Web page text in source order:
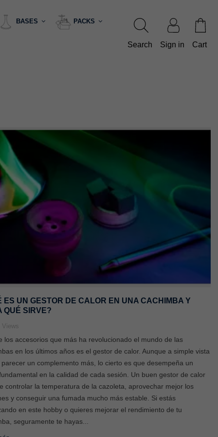
BASES PACKS
Search Sign in Cart
ES UN GESTOR DE CALOR EN UNA CACHIMBA Y
QUÉ SIRVE?
Views
los accesorios que más ha revolucionado el mundo de las
en los últimos años es el gestor de calor. Aunque a simple vista
parecer un complemento más, lo cierto es que desempeña un
en la calidad de cada sesión. Un buen gestor de calor
controlar la temperatura de la cazoleta, aprovechar mejor los
y conseguir una fumada mucho más estable. Si estás
en este hobby o quieres mejorar el rendimiento de tu
seguramente te hayas...